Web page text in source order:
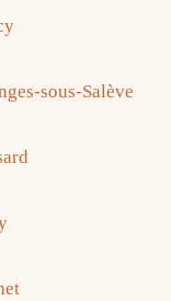
sous-Salève